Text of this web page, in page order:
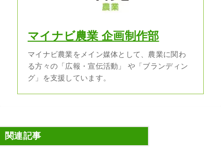
マイナビ農業 企画制作部
マイナビ農業をメイン媒体として、農業に関わ
る方々の「広報・宣伝活動」 や「ブランディン
グ」を支援しています。
関連記事